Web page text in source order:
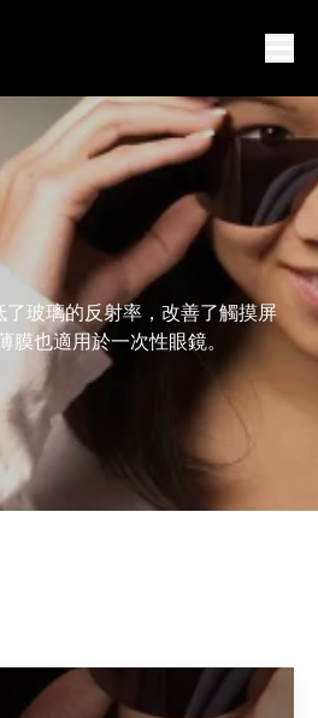
玻璃的反射率，改善了觸摸屏
膜也適用於一次性眼鏡。